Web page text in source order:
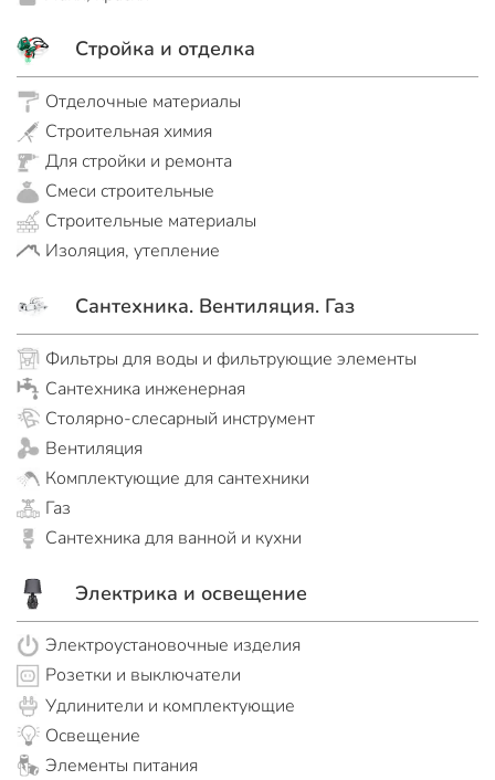
Стройка и отделка
Отделочные материалы
Строительная химия
Для стройки и ремонта
Смеси строительные
Строительные материалы
Изоляция, утепление
Сантехника. Вентиляция. Газ
Фильтры для воды и фильтрующие элементы
Сантехника инженерная
Столярно-слесарный инструмент
Вентиляция
Комплектующие для сантехники
Газ
Сантехника для ванной и кухни
Электрика и освещение
Электроустановочные изделия
Розетки и выключатели
Удлинители и комплектующие
Освещение
Элементы питания